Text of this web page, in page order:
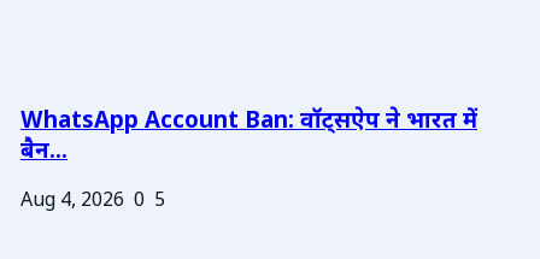
WhatsApp Account Ban: वॉट्सऐप ने भारत में
बैन...
Aug 4, 2026 0 5